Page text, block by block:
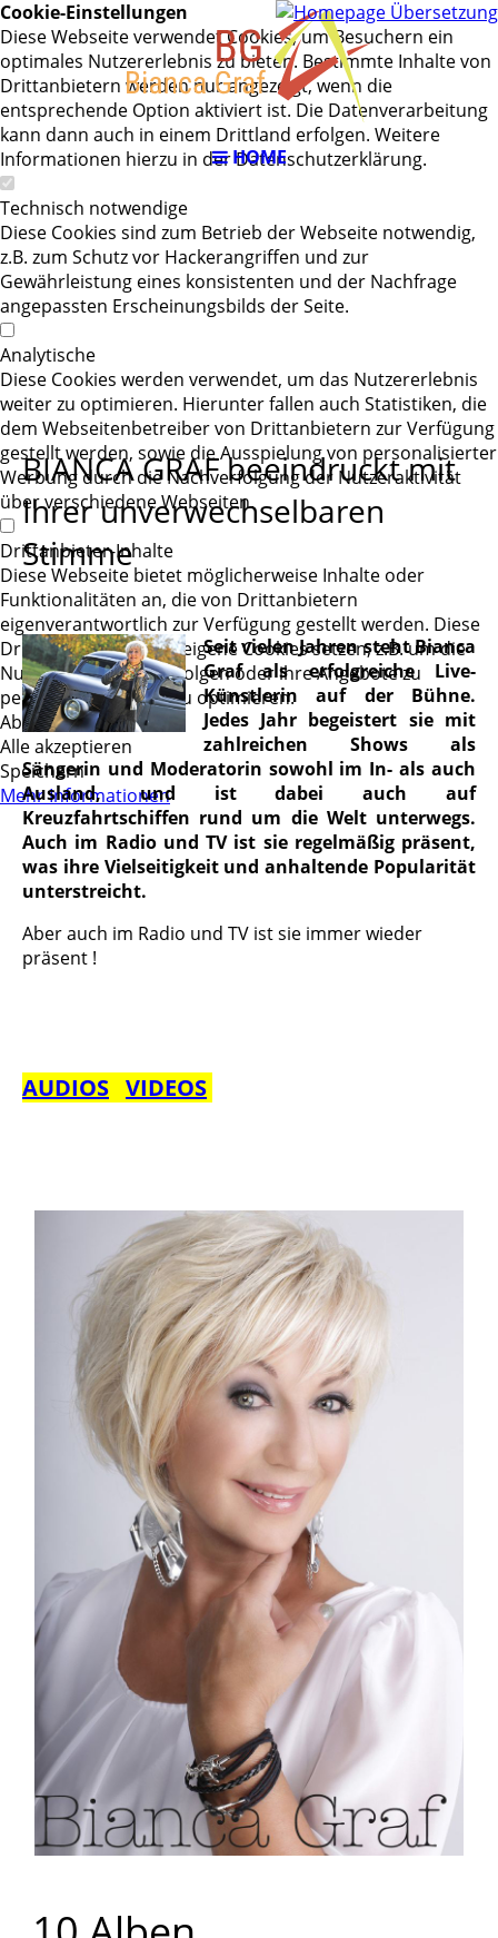
HOME
RS
BIANCA GRAF beeindruckt mit
Ihrer unverwechselbaren
Stimme
Seit vielen Jahren steht Bianca
Graf als erfolgreiche Live-
Künstlerin auf der Bühne.
Jedes Jahr begeistert sie mit
zahlreichen Shows als
Sängerin und Moderatorin sowohl im In- als auch
Ausland, und ist dabei auch auf
Kreuzfahrtschiffen rund um die Welt unterwegs.
Auch im Radio und TV ist sie regelmäßig präsent,
was ihre Vielseitigkeit und anhaltende Popularität
unterstreicht.
Aber auch im Radio und TV ist sie immer wieder
präsent !
AUDIOS VIDEOS
Cookie-Einstellungen
Diese Webseite verwendet Cookies, um Besuchern ein
optimales Nutzererlebnis zu bieten. Bestimmte Inhalte von
Drittanbietern werden nur angezeigt, wenn die
entsprechende Option aktiviert ist. Die Datenverarbeitung
kann dann auch in einem Drittland erfolgen. Weitere
Informationen hierzu in der Datenschutzerklärung.
Technisch notwendige
Diese Cookies sind zum Betrieb der Webseite notwendig,
z.B. zum Schutz vor Hackerangriffen und zur
Gewährleistung eines konsistenten und der Nachfrage
angepassten Erscheinungsbilds der Seite.
Analytische
Diese Cookies werden verwendet, um das Nutzererlebnis
weiter zu optimieren. Hierunter fallen auch Statistiken, die
dem Webseitenbetreiber von Drittanbietern zur Verfügung
gestellt werden, sowie die Ausspielung von personalisierter
Werbung durch die Nachverfolgung der Nutzeraktivität
über verschiedene Webseiten.
Drittanbieter-Inhalte
Diese Webseite bietet möglicherweise Inhalte oder
Funktionalitäten an, die von Drittanbietern
eigenverantwortlich zur Verfügung gestellt werden. Diese
Drittanbieter können eigene Cookies setzen, z.B. um die
Nutzeraktivität zu verfolgen oder ihre Angebote zu
personalisieren und zu optimieren.
Ablehnen
Alle akzeptieren
Speichern
Mehr Informationen